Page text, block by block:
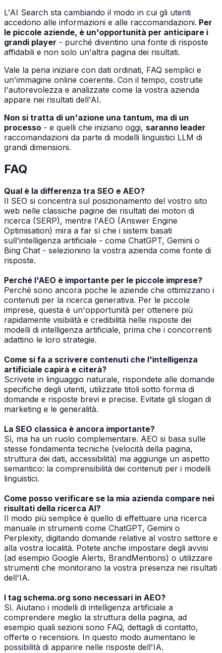
L'AI Search sta cambiando il modo in cui gli utenti
accedono alle informazioni e alle raccomandazioni. Per
le piccole aziende, è un'opportunità per anticipare i
grandi player - purché diventino una fonte di risposte
affidabili e non solo un'altra pagina dei risultati.
Vale la pena iniziare con dati ordinati, FAQ semplici e
un'immagine online coerente. Con il tempo, costruite
l'autorevolezza e analizzate come la vostra azienda
appare nei risultati dell'AI.
Non si tratta di un'azione una tantum, ma di un
processo - e quelli che iniziano oggi, saranno leader
raccomandazioni da parte di modelli linguistici LLM di
grandi dimensioni.
FAQ
Qual è la differenza tra SEO e AEO?
Il SEO si concentra sul posizionamento del vostro sito
web nelle classiche pagine dei risultati dei motori di
ricerca (SERP), mentre l'AEO (Answer Engine
Optimisation) mira a far sì che i sistemi basati
sull'intelligenza artificiale - come ChatGPT, Gemini o
Bing Chat - selezionino la vostra azienda come fonte di
risposte.
Perché l'AEO è importante per le piccole imprese?
Perché sono ancora poche le aziende che ottimizzano i
contenuti per la ricerca generativa. Per le piccole
imprese, questa è un'opportunità per ottenere più
rapidamente visibilità e credibilità nelle risposte dei
modelli di intelligenza artificiale, prima che i concorrenti
adattino le loro strategie.
Come si fa a scrivere contenuti che l'intelligenza
artificiale capirà e citerà?
Scrivete in linguaggio naturale, rispondete alle domande
specifiche degli utenti, utilizzate titoli sotto forma di
domande e risposte brevi e precise. Evitate gli slogan di
marketing e le generalità.
La SEO classica è ancora importante?
Sì, ma ha un ruolo complementare. AEO si basa sulle
stesse fondamenta tecniche (velocità della pagina,
struttura dei dati, accessibilità) ma aggiunge un aspetto
semantico: la comprensibilità dei contenuti per i modelli
linguistici.
Come posso verificare se la mia azienda compare nei
risultati della ricerca AI?
Il modo più semplice è quello di effettuare una ricerca
manuale in strumenti come ChatGPT, Gemini o
Perplexity, digitando domande relative al vostro settore e
alla vostra località. Potete anche impostare degli avvisi
(ad esempio Google Alerts, BrandMentions) o utilizzare
strumenti che monitorano la vostra presenza nei risultati
dell'IA.
I tag schema.org sono necessari in AEO?
Sì. Aiutano i modelli di intelligenza artificiale a
comprendere meglio la struttura della pagina, ad
esempio quali sezioni sono FAQ, dettagli di contatto,
offerte o recensioni. In questo modo aumentano le
possibilità di apparire nelle risposte dell'IA.